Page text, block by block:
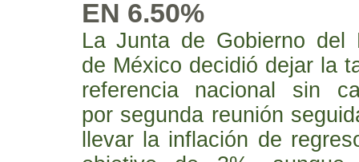
EN 6.50%
La Junta de Gobierno del
de México decidió dejar la
referencia nacional sin
por segunda reunión
llevar la inflación de